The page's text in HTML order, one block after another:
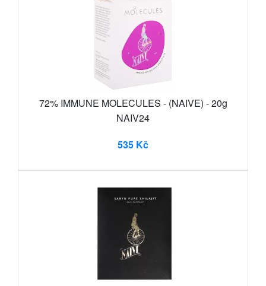
72% IMMUNE MOLECULES - (NAIVE) - 20g
NAIV24
535 Kč